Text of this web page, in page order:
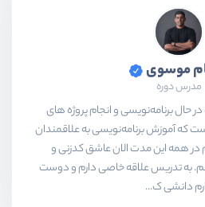
موسوی
مدرس دوره
که در حال برنامه‌نویسی و انجام پروژه های
۱۰ سالی هست که آموزش برنامه‌نویسی به علاقمندان
در همه این مدت الان عاشق کدزنی و
به تدریس علاقه خاصی دارم و دوست
دانشی ک...